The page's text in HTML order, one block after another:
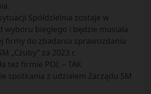
Spółdzielnia zostaje w
wyboru biegłego i będzie musiała
firmy do zbadania sprawozdania
„Czuby” za 2023 r.
też firmie POL – TAK
spotkania z udziałem Zarządu SM